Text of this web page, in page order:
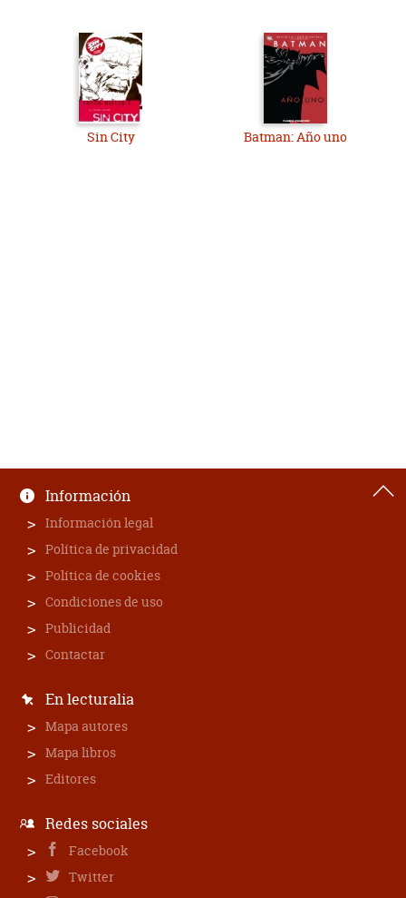
Sin City Batman: Año uno
Información
Información legal
Política de privacidad
Política de cookies
Condiciones de uso
Publicidad
Contactar
En lecturalia
Mapa autores
Mapa libros
Editores
Redes sociales
Facebook
Twitter